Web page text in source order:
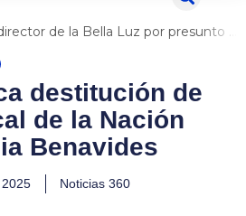
Fiscalía investiga a director de la Bella Luz por presunto abuso contra cantante Naldy Saldaña
destitución de
de la Nación
Benavides
Noticias 360